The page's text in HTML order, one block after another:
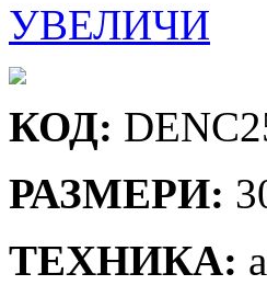
УВЕЛИЧИ
КОД:
РАЗМЕРИ:
ТЕХНИКА: